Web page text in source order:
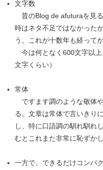
文字数
昔のBlog de afuturaを見
時はネタ不足ではなかった
う。これが十数年も経って
今は何となく600文字以
文字くらい）
常体
ですます調のような敬体
る。文章は常体で言いきり
し、特に口語調の馴れ馴れ
むとこれまた非常に恥ずかし
一方で、できるだけコンパ